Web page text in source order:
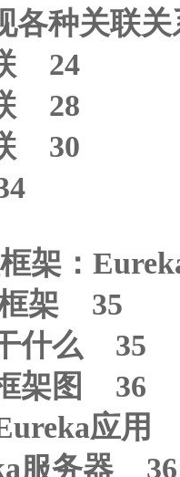
各种关联
24
28
30
架：
框架 35
什么 35
架图 36
应用
服务器 36